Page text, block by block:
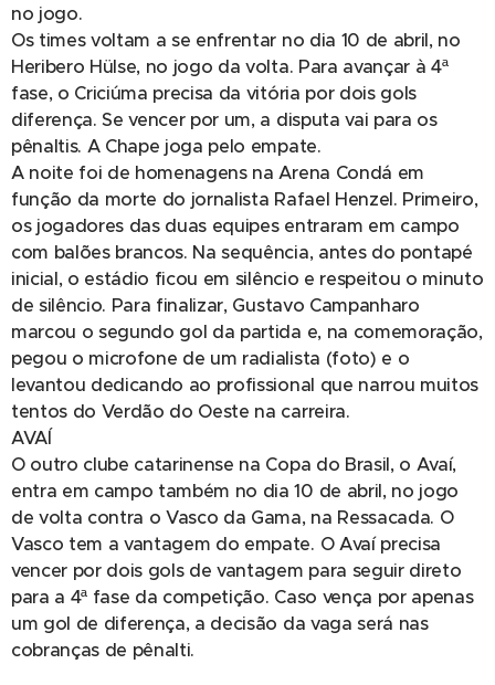
no jogo.
Os times voltam a se enfrentar no dia 10 de abril, no
Heribero Hülse, no jogo da volta. Para avançar à 4ª
fase, o Criciúma precisa da vitória por dois gols
diferença. Se vencer por um, a disputa vai para os
pênaltis. A Chape joga pelo empate.
A noite foi de homenagens na Arena Condá em
função da morte do jornalista Rafael Henzel. Primeiro,
os jogadores das duas equipes entraram em campo
com balões brancos. Na sequência, antes do pontapé
inicial, o estádio ficou em silêncio e respeitou o minuto
de silêncio. Para finalizar, Gustavo Campanharo
marcou o segundo gol da partida e, na comemoração,
pegou o microfone de um radialista (foto) e o
levantou dedicando ao profissional que narrou muitos
tentos do Verdão do Oeste na carreira.
AVAÍ
O outro clube catarinense na Copa do Brasil, o Avaí,
entra em campo também no dia 10 de abril, no jogo
de volta contra o Vasco da Gama, na Ressacada. O
Vasco tem a vantagem do empate. O Avaí precisa
vencer por dois gols de vantagem para seguir direto
para a 4ª fase da competição. Caso vença por apenas
um gol de diferença, a decisão da vaga será nas
cobranças de pênalti.